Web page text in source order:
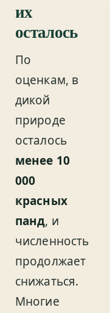
их
осталось
По
оценкам, в
дикой
природе
осталось
менее 10
000
красных
панд, и
численность
продолжает
снижаться.
Многие